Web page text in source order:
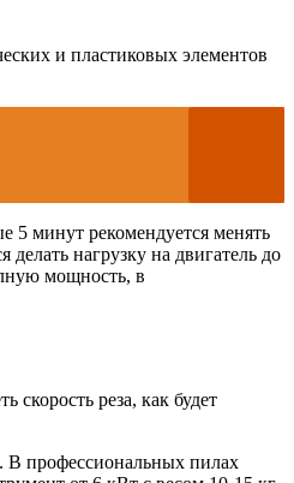
и пластиковых элементов
5 минут рекомендуется менять
нагрузку на двигатель до
мощность, в
реза, как будет
В профессиональных пилах